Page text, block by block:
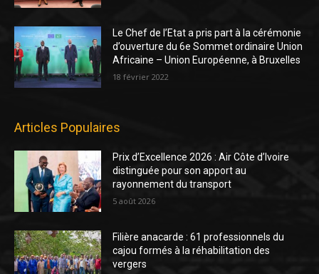
Le Chef de l’Etat a pris part à la cérémonie
d’ouverture du 6e Sommet ordinaire Union
Africaine – Union Européenne, à Bruxelles
18 février 2022
Articles Populaires
Prix d’Excellence 2026 : Air Côte d’Ivoire
distinguée pour son apport au
rayonnement du transport
5 août 2026
Filière anacarde : 61 professionnels du
cajou formés à la réhabilitation des
vergers